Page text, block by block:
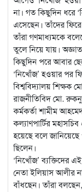
না। গত কিছুদিন ধরে
এসেছেন। তাঁদের
তাঁরা গণমাধ্যমকে
তুলে নিয়ে যায়।
কিছুদিন পরে আবার
‘নিখোঁজ’ হওয়ার পর
বিশ্ববিদ্যালয় শিক্ষক
রাজনীতিবিদ মো.
কর্মকর্তা শামীম
কল্যাণপার্টির
হয়েছে বলে
ছিলেন।
‘নিখোঁজ’
নেতা ইলিয়াস আলীর
বাঁধছেন। তাঁরা